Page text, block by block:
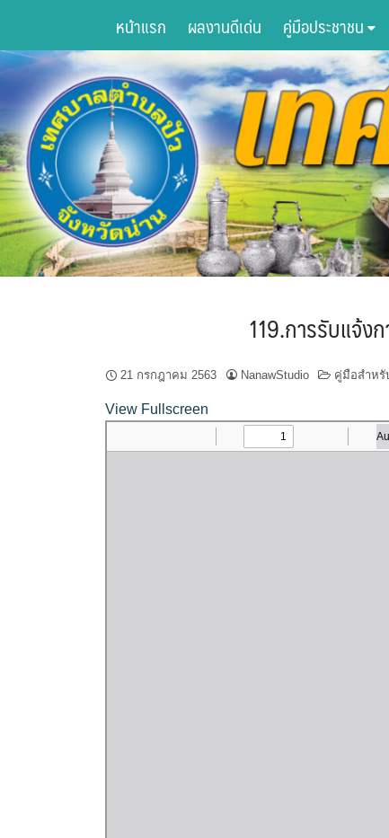
content
หน้าแรก ผลงานดีเด่น คู่มือประชาชน
119.การรับแจ้ง
21 กรกฎาคม 2563 NanawStudio คู่มือสำหรั
View Fullscreen